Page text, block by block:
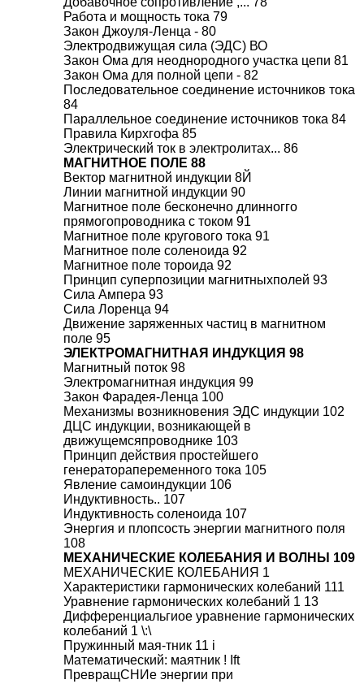
Работа и мощность тока 79
Закон Джоуля-Ленца - 80
Электродвижущая сила (ЭДС) ВО
Закон Ома для неоднородного участка цепи 81
Закон Ома для полной цепи - 82
Последовательное соединение источников тока
84
Параллельное соединение источников тока 84
Правила Кирхгофа 85
Электрический ток в электролитах... 86
МАГНИТНОЕ ПОЛЕ 88
Вектор магнитной индукции 8Й
Линии магнитной индукции 90
Магнитное поле бесконечно длинногго
прямогопроводника с током 91
Магнитное поле кругового тока 91
Магнитное поле соленоида 92
Магнитное поле тороида 92
Принцип суперпозиции магнитныхполей 93
Сила Ампера 93
Сила Лоренца 94
Движение заряженных частиц в магнитном
поле 95
ЭЛЕКТРОМАГНИТНАЯ ИНДУКЦИЯ 98
Магнитный поток 98
Электромагнитная индукция 99
Закон Фарадея-Ленца 100
Механизмы возникновения ЭДС индукции 102
ДЦС индукции, возникающей в
движущемсяпроводнике 103
Принцип действия простейшего
генераторапеременного тока 105
Явление самоиндукции 106
Индуктивность.. 107
Индуктивность соленоида 107
Энергия и плопсость энергии магнитного поля
108
МЕХАНИЧЕСКИЕ КОЛЕБАНИЯ И ВОЛНЫ 109
МЕХАНИЧЕСКИЕ КОЛЕБАНИЯ 1
Характеристики гармонических колебаний 111
Уравнение гармонических колебаний 1 13
Дифференциальгиое уравнение гармонических
колебаний 1 \:\
Пружинный мая-тник 11 i
Математический: маятник ! Ift
ПревращСНИе энергии при